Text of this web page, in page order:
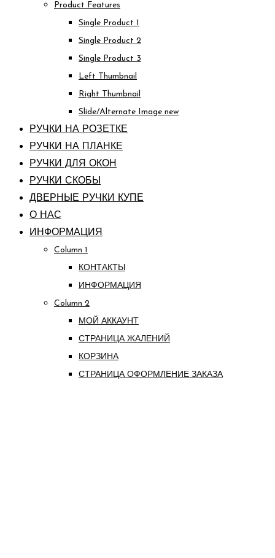
Product Features
Single Product 1
Single Product 2
Single Product 3
Left Thumbnail
Right Thumbnail
Slide/Alternate Image new
РУЧКИ НА РОЗЕТКЕ
РУЧКИ НА ПЛАНКЕ
РУЧКИ ДЛЯ ОКОН
РУЧКИ СКОБЫ
ДВЕРНЫЕ РУЧКИ КУПЕ
О НАС
ИНФОРМАЦИЯ
Column 1
КОНТАКТЫ
ИНФОРМАЦИЯ
Column 2
МОЙ АККАУНТ
СТРАНИЦА ЖАЛЕНИЙ
КОРЗИНА
СТРАНИЦА ОФОРМЛЕНИЕ ЗАКАЗА